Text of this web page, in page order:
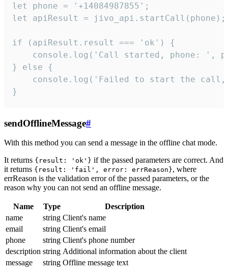
let phone = '+14084987855';
let apiResult = jivo_api.startCall(phone);
if (apiResult.result === 'ok') {
console.log('Call started, phone: ',
} else {
console.log('Failed to start the
}
sendOfflineMessage#
With this method you can send a message in the offline chat mode.
It returns {result: 'ok'} if the passed parameters are correct. And
it returns {result: 'fail', error: errReason}, where
errReason is the validation error of the passed parameters, or the
reason why you can not send an offline message.
Name Type
Description
name
string Client's name
email
string Client's email
phone
string Client's phone number
description string Additional information about the client
message
string Offline message text